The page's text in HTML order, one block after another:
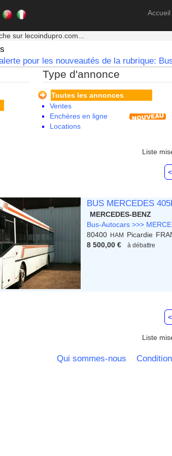
Accueil
sur lecoindupro.com...
pour les nouveautés de la rubrique:
Type d'annonce
Toutes les annonces
Ventes
Enchères en ligne
Locations
Liste
BUS MERCEDES
MERCEDES-BENZ
Bus-Autocars >>>
80400
HAM Picardie
8 500,00 €
à débattre
Liste
Qui sommes-nous